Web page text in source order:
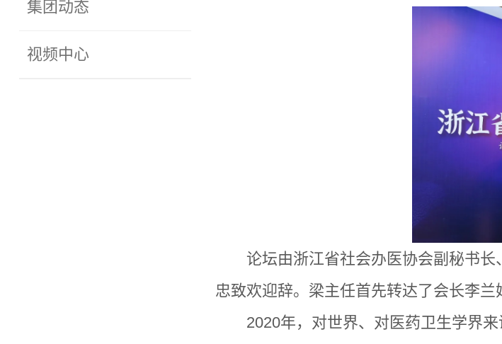
集团动态
视频中心
论坛由浙江省社会办医协会副秘书
忠致欢迎辞。梁主任首先转达了会长李
2020年，对世界、对医药卫生学界